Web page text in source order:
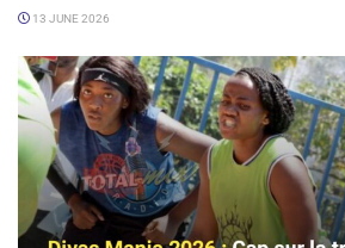
13 JUNE 2026